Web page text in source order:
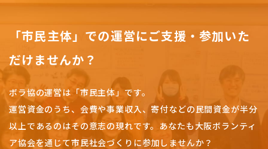
「市民主体」での運営にご支援・参加いた
だけませんか？
ボラ協の運営は「市民主体」です。
運営資金のうち、会費や事業収入、寄付などの民間資金が半分
以上であるのはその意志の現れです。 あなたも大阪ボランティ
ア協会を通じて市民社会づくりに参加しませんか？